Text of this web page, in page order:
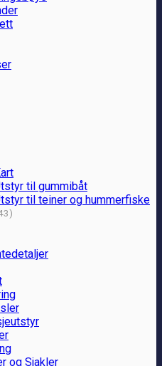
til gummibåt
til teiner og hummerfiske
og Sjakler